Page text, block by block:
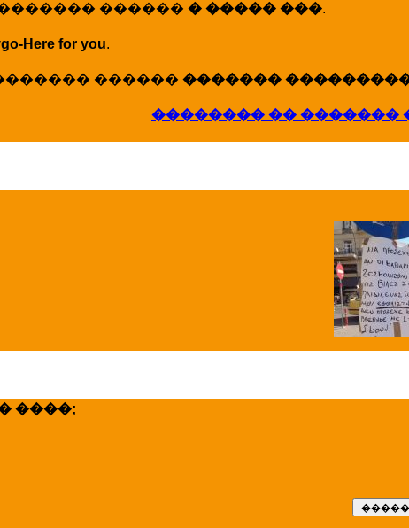
������ � ����� ���.
Here for you.
������ �������
�������� �� �������
����;